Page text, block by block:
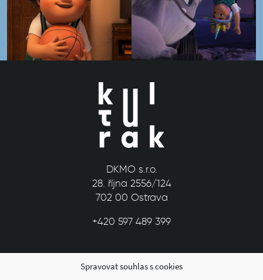
Spravovat souhlas s cookies
DKMO s.r.o.
28. října 2556/124
702 00 Ostrava
+420 597 489 399